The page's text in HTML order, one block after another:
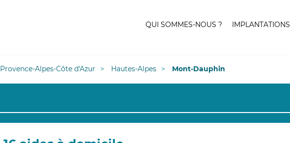
QUI SOMMES-NOUS ? IMPLANTATIONS
Provence-Alpes-Côte d'Azur Hautes-Alpes Mont-Dauphin